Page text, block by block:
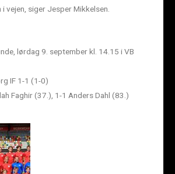
vejen, siger Jesper Mikkelsen.
lørdag 9. september kl. 14.15 i VB
IF 1-1 (1-0)
Faghir (37.), 1-1 Anders Dahl (83.)